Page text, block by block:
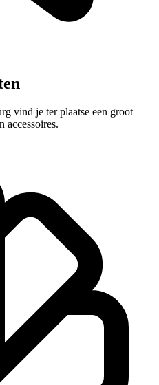
vind je ter plaatse een groot
accessoires.